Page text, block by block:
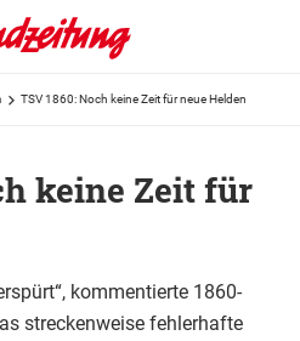
TSV 1860: Noch keine Zeit für neue Helden
keine Zeit für
kommentierte 1860-
streckenweise fehlerhafte